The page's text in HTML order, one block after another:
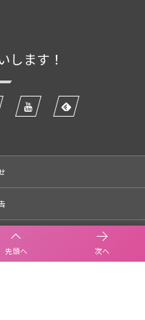
先頭へ 次へ
します！